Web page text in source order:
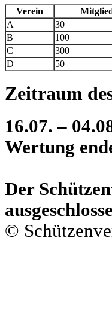
Verein
A
30
B
100
C
300
D
50
Zeitraum
16.07. –
Wertung
Der
©